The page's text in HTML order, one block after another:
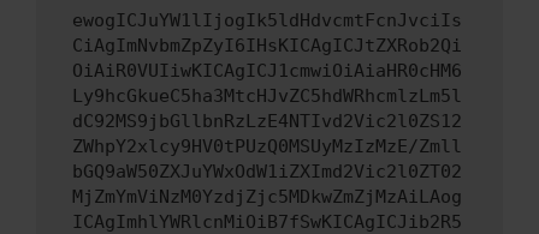
ewogICJuYW1lIjogIk5ldHdvcmtFcnJvciIs
CiAgImNvbmZpZyI6IHsKICAgICJtZXRob2Qi
OiAiR0VUIiwKICAgICJ1cmwiOiAiaHR0cHM6
Ly9hcGkueC5ha3MtcHJvZC5hdWRhcmlzLm5l
dC92MS9jbGllbnRzLzE4NTIvd2Vic2l0ZS12
ZWhpY2xlcy9HV0tPUzQ0MSUyMzIzMzE/Zmll
bGQ9aW50ZXJuYWxOdW1iZXImd2Vic2l0ZT02
MjZmYmViNzM0YzdjZjc5MDkwZmZjMzAiLAog
ICAgImhlYWRlcnMiOiB7fSwKICAgICJib2R5